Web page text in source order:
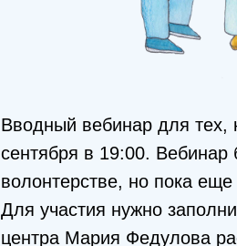
Вводный вебинар для тех,
сентября в 19:00. Вебинар
волонтерстве, но пока
Для участия нужно
центра Мария Федулова